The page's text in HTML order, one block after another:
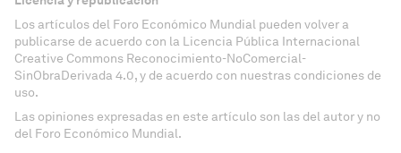
Los artículos del Foro Económico Mundial pueden volver a
publicarse de acuerdo con la Licencia Pública Internacional
Creative Commons Reconocimiento-NoComercial-
SinObraDerivada 4.0, y de acuerdo con nuestras condiciones de
uso.
Las opiniones expresadas en este artículo son las del autor y no
del Foro Económico Mundial.